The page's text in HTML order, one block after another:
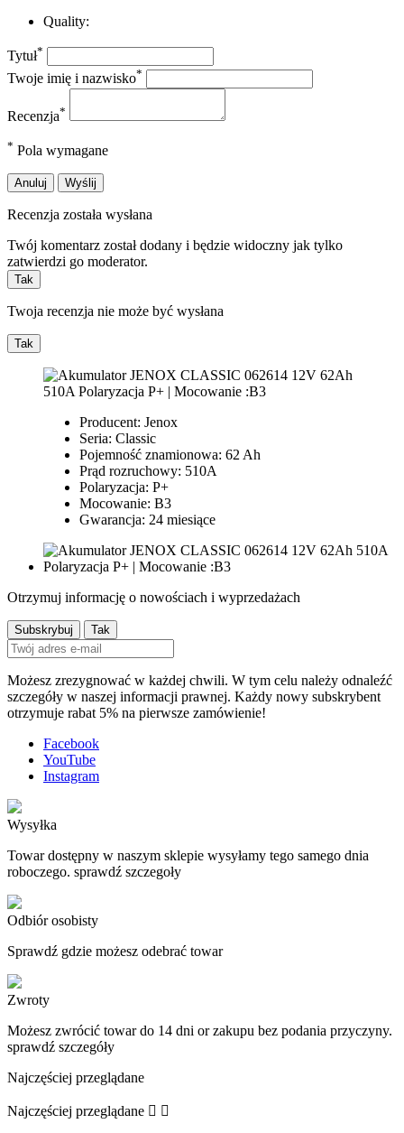
Quality:
Tytuł*
Twoje imię i nazwisko*
Recenzja*
* Pola wymagane
Anuluj Wyślij
Recenzja została wysłana
Twój komentarz został dodany i będzie widoczny jak tylko
zatwierdzi go moderator.
Tak
Twoja recenzja nie może być wysłana
Tak
Producent: Jenox
Seria: Classic
Pojemność znamionowa: 62 Ah
Prąd rozruchowy: 510A
Polaryzacja: P+
Mocowanie: B3
Gwarancja: 24 miesiące
Otrzymuj informację o nowościach i wyprzedażach
Możesz zrezygnować w każdej chwili. W tym celu należy odnaleźć
szczegóły w naszej informacji prawnej. Każdy nowy subskrybent
otrzymuje rabat 5% na pierwsze zamówienie!
Facebook
YouTube
Instagram
Wysyłka
Towar dostępny w naszym sklepie wysyłamy tego samego dnia
roboczego. sprawdź szczegoły
Odbiór osobisty
Sprawdź gdzie możesz odebrać towar
Zwroty
Możesz zwrócić towar do 14 dni or zakupu bez podania przyczyny.
sprawdź szczegóły
Najczęściej przeglądane
Najczęściej przeglądane  